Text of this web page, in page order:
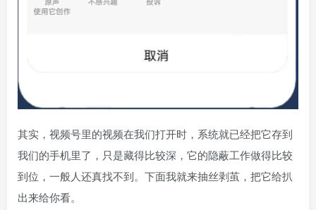
其实，视频号里的视频在我们打开时，系统就已经把它存到
我们的手机里了，只是藏得比较深，它的隐蔽工作做得比较
到位，一般人还真找不到。下面我就来抽丝剥茧，把它给扒
出来给你看。